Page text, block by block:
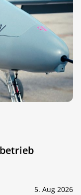
5. Aug 2026